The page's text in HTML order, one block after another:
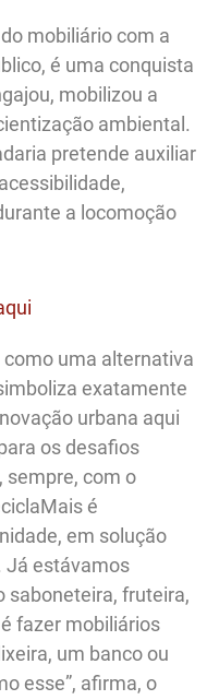
mobiliário com a
é uma conquista
mobilizou a
ambiental.
pretende auxiliar
a locomoção
como uma alternativa
exatamente
urbana aqui
os desafios
sempre, com o
é
em solução
Já estávamos
saboneteira, fruteira,
fazer mobiliários
um banco ou
esse”, afirma, o